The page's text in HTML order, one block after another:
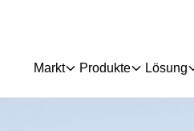
Markt Produkte Lösung